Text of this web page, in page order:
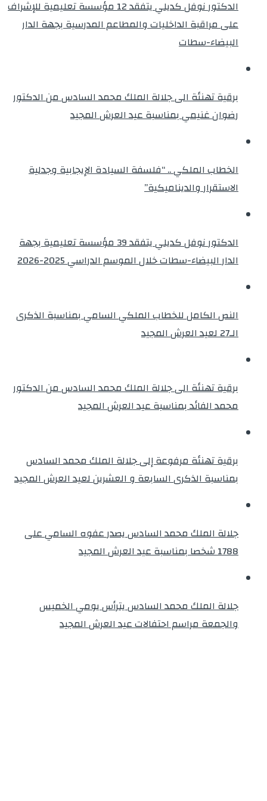
الدكتور نوفل كديلي يتفقد 12 مؤسسة تعليمية للإشراف
على مراقبة الداخليات والمطاعم المدرسية بجهة الدار
البيضاء-سطات
برقية تهنئة الى جلالة الملك محمد السادس من الدكتور
رضوان غنيمي بمناسبة عيد العرش المجيد
الخطاب الملكي .. “فلسفة السيادة الإيجابية وجدلية
الاستقرار والديناميكية”
الدكتور نوفل كديلي يتفقد 39 مؤسسة تعليمية بجهة
الدار البيضاء-سطات خلال الموسم الدراسي 2025-2026
النص الكامل للخطاب الملكي السامي بمناسبة الذكرى
الـ27 لعيد العرش المجيد
برقية تهنئة الى جلالة الملك محمد السادس من الدكتور
محمد الفائد بمناسبة عيد العرش المجيد
برقية تهنئة مرفوعة إلى جلالة الملك محمد السادس
بمناسبة الذكرى السابعة و العشرين لعيد العرش المجيد
جلالة الملك محمد السادس يصدر عفوه السامي على
1788 شخصا بمناسبة عيد العرش المجيد
جلالة الملك محمد السادس يترأس يومي الخميس
والجمعة مراسم احتفالات عيد العرش المجيد